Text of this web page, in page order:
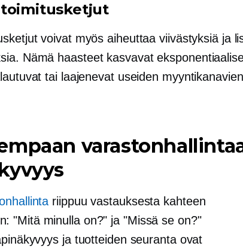
voivat myös aiheuttaa viivästyksiä ja
Nämä haasteet kasvavat
tai laajenevat useiden myyntikanavien
riippuu vastauksesta kahteen
"Mitä minulla on?" ja "Missä se on?"
ja tuotteiden seuranta ovat